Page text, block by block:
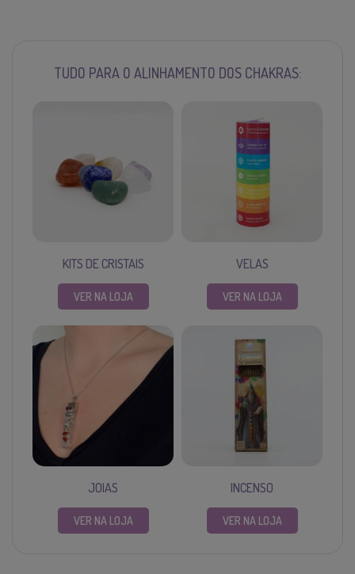
TUDO PARA O ALINHAMENTO DOS CHAKRAS:
KITS DE CRISTAIS
VER NA LOJA
VELAS
VER NA LOJA
JOIAS
VER NA LOJA
INCENSO
VER NA LOJA